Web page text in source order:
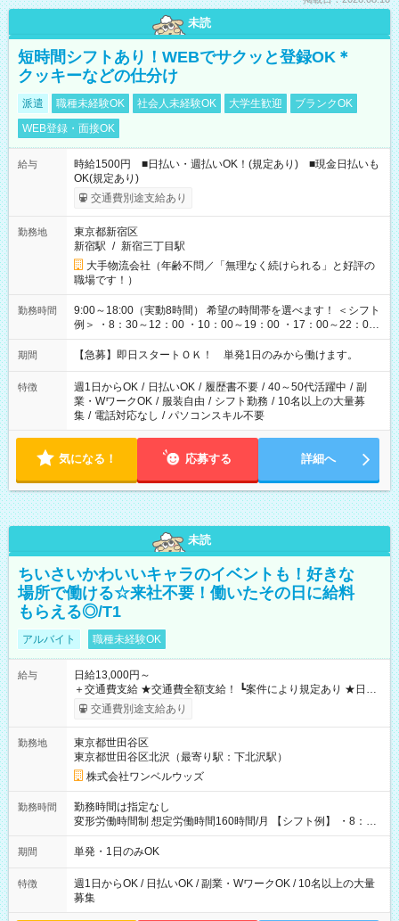
未読
短時間シフトあり！WEBでサクッと登録OK＊
クッキーなどの仕分け
派遣 職種未経験OK 社会人未経験OK 大学生歓迎
ブランクOK
WEB登録・面接OK
給与
時給1500円 ■日払い・週払いOK！(規定あり) ■現金日払いも
OK(規定あり)
交通費別途支給あり
勤務地
東京都新宿区
新宿駅 / 新宿三丁目駅
大手物流会社（年齢不問／「無理なく続けられる」と好評の
職場です！）
勤務時間
9:00～18:00（実動8時間） 希望の時間帯を選べます！ ＜シフト
例＞ ・8：30～12：00 ・10：00～19：00 ・17：00～22：00
・13：00～22：00 ・22：00～翌6：00 など
期間 【急募】即日スタートＯＫ！ 単発1日のみから働けます。
特徴 週1日からOK / 日払いOK / 履歴書不要 / 40～50代活躍中 / 副
業・WワークOK / 服装自由 / シフト勤務 / 10名以上の大量募
集 / 電話対応なし / パソコンスキル不要
気になる！ 応募する 詳細へ
未読
ちいさいかわいいキャラのイベントも！好きな
場所で働ける☆来社不要！働いたその日に給料
もらえる◎/T1
アルバイト 職種未経験OK
給与
日給13,000円～
＋交通費支給 ★交通費全額支給！ ┗案件により規定あり ★日払
いOK！（規定あり） ┗働いたその日に現金GET♪ お仕事後はコ
ンビニATMから 日払い分を引き落とせます！ 【試用期間】試
交通費別途支給あり
勤務地
東京都世田谷区
東京都世田谷区北沢（最寄り駅：下北沢駅）
株式会社ワンベルウッズ
勤務時間
勤務時間は指定なし
変形労働時間制 想定労働時間160時間/月 【シフト例】 ・8：00
～21：00
期間 単発・1日のみOK
特徴
週1日からOK / 日払いOK / 副業・WワークOK / 10名以上の大量
募集